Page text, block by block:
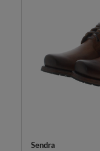
Sendra